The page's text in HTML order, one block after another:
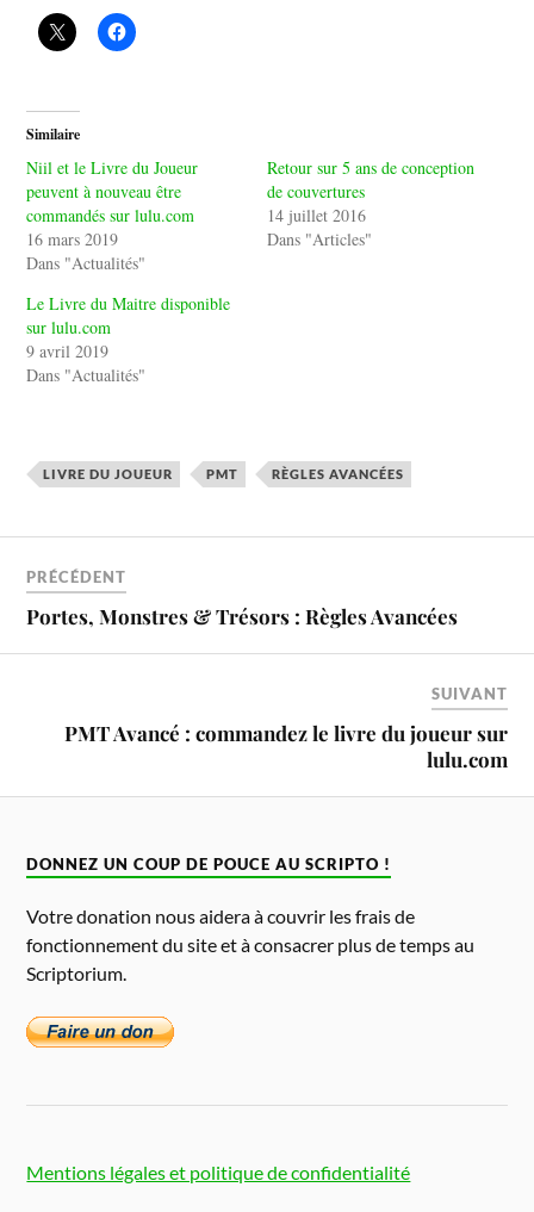
Similaire
Niil et le Livre du Joueur
peuvent à nouveau être
commandés sur lulu.com
16 mars 2019
Dans "Actualités"
Retour sur 5 ans de conception
de couvertures
14 juillet 2016
Dans "Articles"
Le Livre du Maitre disponible
sur lulu.com
9 avril 2019
Dans "Actualités"
LIVRE DU JOUEUR PMT RÈGLES AVANCÉES
PRÉCÉDENT
Portes, Monstres & Trésors : Règles Avancées
SUIVANT
PMT Avancé : commandez le livre du joueur sur
lulu.com
DONNEZ UN COUP DE POUCE AU SCRIPTO !
Votre donation nous aidera à couvrir les frais de
fonctionnement du site et à consacrer plus de temps au
Scriptorium.
Mentions légales et politique de confidentialité